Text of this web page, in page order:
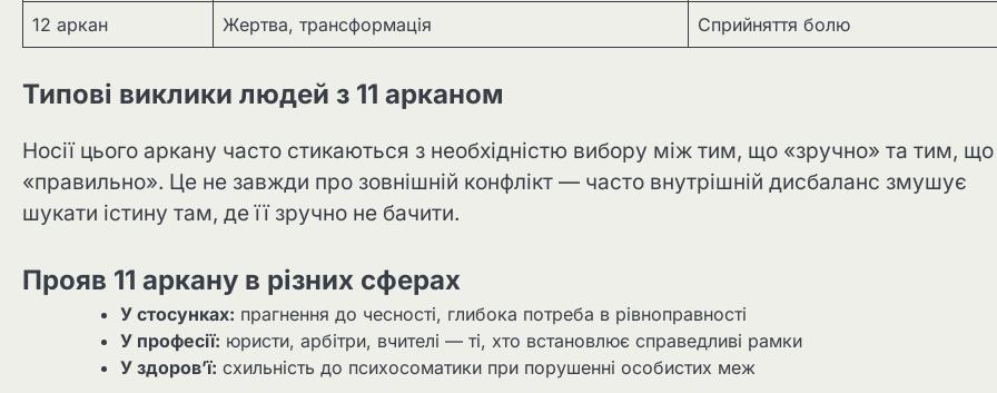
12 аркан Жертва, трансформація Сприйняття болю
Типові виклики людей з 11 арканом
Носії цього аркану часто стикаються з необхідністю вибору між тим, що «зручно» та тим, що
«правильно». Це не завжди про зовнішній конфлікт — часто внутрішній дисбаланс змушує
шукати істину там, де її зручно не бачити.
Прояв 11 аркану в різних сферах
У стосунках: прагнення до чесності, глибока потреба в рівноправності
У професії: юристи, арбітри, вчителі — ті, хто встановлює справедливі рамки
У здоров’ї: схильність до психосоматики при порушенні особистих меж